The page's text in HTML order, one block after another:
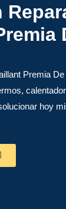
Premia
hoy